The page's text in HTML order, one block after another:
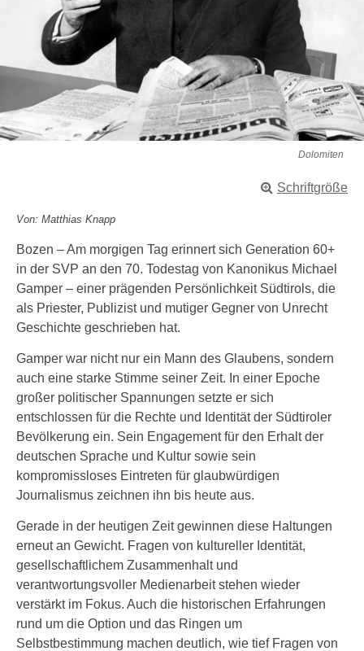
Dolomiten
Schriftgröße
Von: Matthias Knapp
Bozen – Am morgigen Tag erinnert sich Generation 60+
in der SVP an den 70. Todestag von Kanonikus Michael
Gamper – einer prägenden Persönlichkeit Südtirols, die
als Priester, Publizist und mutiger Gegner von Unrecht
Geschichte geschrieben hat.
Gamper war nicht nur ein Mann des Glaubens, sondern
auch eine starke Stimme seiner Zeit. In einer Epoche
großer politischer Spannungen setzte er sich
entschlossen für die Rechte und Identität der Südtiroler
Bevölkerung ein. Sein Engagement für den Erhalt der
deutschen Sprache und Kultur sowie sein
kompromissloses Eintreten für glaubwürdigen
Journalismus zeichnen ihn bis heute aus.
Gerade in der heutigen Zeit gewinnen diese Haltungen
erneut an Gewicht. Fragen von kultureller Identität,
gesellschaftlichem Zusammenhalt und
verantwortungsvoller Medienarbeit stehen wieder
verstärkt im Fokus. Auch die historischen Erfahrungen
rund um die Option und das Ringen um
Selbstbestimmung machen deutlich, wie tief Fragen von